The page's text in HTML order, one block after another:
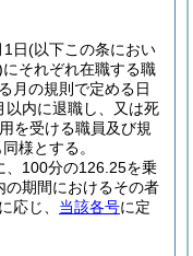
日(以下この条におい
にそれぞれ在職する職
月の規則で定める日
以内に退職し、又は死
を受ける職員及び規
様とする。
、100分の126.25を乗
の期間におけるその者
応じ、 当該各号に定